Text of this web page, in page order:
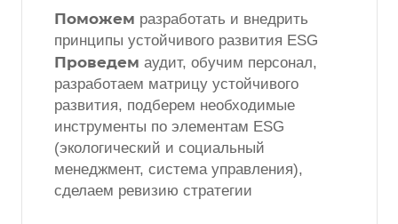
Поможем разработать и внедрить
принципы устойчивого развития ESG
Проведем аудит, обучим персонал,
разработаем матрицу устойчивого
развития, подберем необходимые
инструменты по элементам ESG
(экологический и социальный
менеджмент, система управления),
сделаем ревизию стратегии